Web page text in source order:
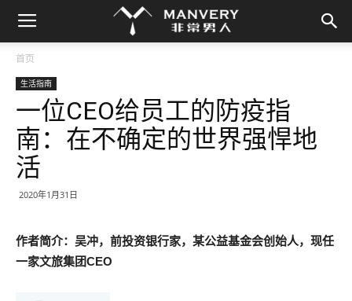
首页
生活指南
一位CEO给员工的防疫指
南：在不确定的世界强悍地
活
2020年1月31日
作者简介：吴冲，前投资银行家，某公益基金会创始人，现任
一家文旅集团CEO